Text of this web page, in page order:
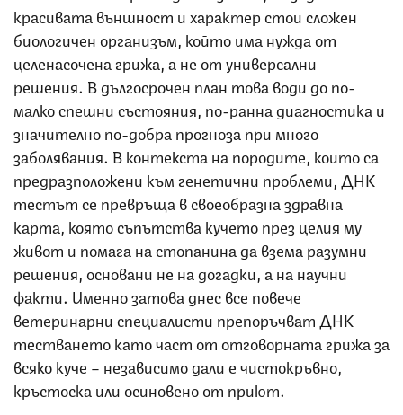
красивата външност и характер стои сложен
биологичен организъм, който има нужда от
целенасочена грижа, а не от универсални
решения. В дългосрочен план това води до по-
малко спешни състояния, по-ранна диагностика и
значително по-добра прогноза при много
заболявания. В контекста на породите, които са
предразположени към генетични проблеми, ДНК
тестът се превръща в своеобразна здравна
карта, която съпътства кучето през целия му
живот и помага на стопанина да взема разумни
решения, основани не на догадки, а на научни
факти. Именно затова днес все повече
ветеринарни специалисти препоръчват ДНК
тестването като част от отговорната грижа за
всяко куче – независимо дали е чистокръвно,
кръстоска или осиновено от приют.